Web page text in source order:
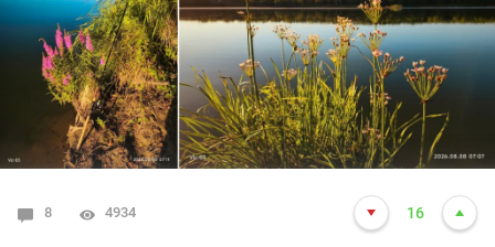
8 4934 16